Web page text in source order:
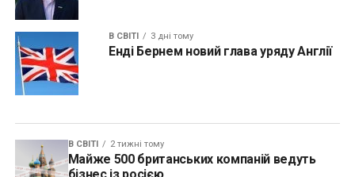
В СВІТІ 3 дні тому
Енді Бернем новий глава уряду Англії
В СВІТІ 2 тижні тому
Майже 500 британських компаній ведуть